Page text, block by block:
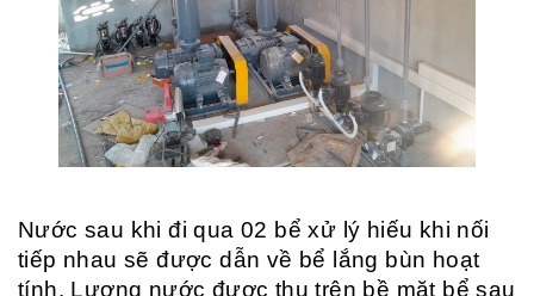
Nước sau khi đi qua 02 bể xử lý hiếu khi nối
tiếp nhau sẽ được dẫn về bể lắng bùn hoạt
tính. Lượng nước được thu trên bề mặt bể sau